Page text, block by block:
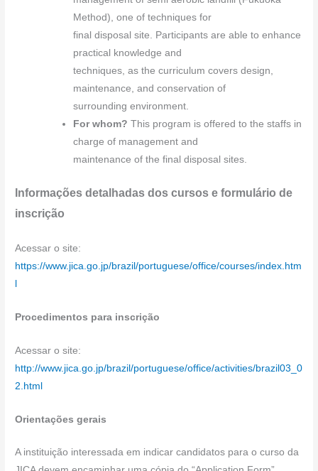
Method), one of techniques for
final disposal site. Participants are able to enhance
practical knowledge and
techniques, as the curriculum covers design,
maintenance, and conservation of
surrounding environment.
For whom? This program is offered to the staffs in
charge of management and
maintenance of the final disposal sites.
Informações detalhadas dos cursos e formulário de
inscrição
Acessar o site:
https://www.jica.go.jp/brazil/portuguese/office/courses/index.htm
Procedimentos para inscrição
Acessar o site:
http://www.jica.go.jp/brazil/portuguese/office/activities/brazil03_0
2.html
Orientações gerais
A instituição interessada em indicar candidatos para o curso da